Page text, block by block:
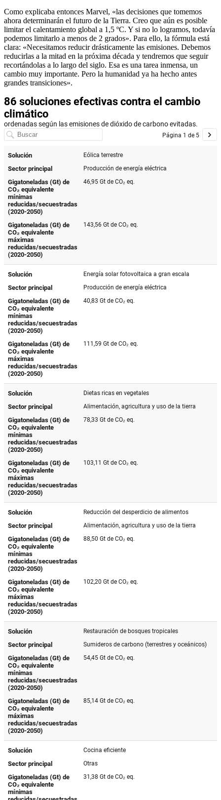
Como explicaba entonces Marvel, «las decisiones que tomemos
ahora determinarán el futuro de la Tierra. Creo que aún es posible
limitar el calentamiento global a 1,5 ºC. Y si no lo logramos, todavía
podemos limitarlo a menos de 2 grados». Para ello, la fórmula está
clara: «Necesitamos re­ducir drásticamente las emisiones. Debemos
reducirlas a la mitad en la próxima década y tendremos que seguir
recortándolas a lo largo del siglo. Esa es una tarea inmensa, un
cambio muy importante. Pero la humanidad ya ha hecho antes
grandes transiciones».